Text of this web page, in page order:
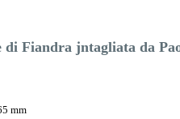
Fiandra jntagliata da
mm